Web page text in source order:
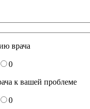
врача
0
к вашей проблеме
0